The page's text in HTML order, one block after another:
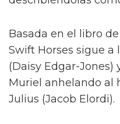
Basada en el libro
Swift Horses sigue a
(Daisy Edgar-Jones)
Muriel anhelando al
Julius (Jacob Elordi).